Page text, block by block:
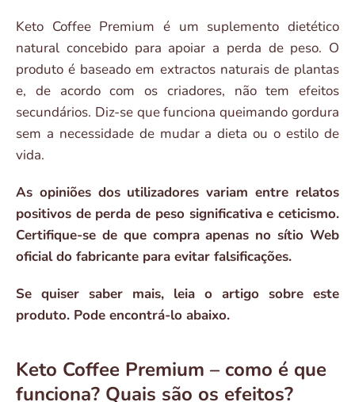
Keto Coffee Premium é um suplemento dietético
natural concebido para apoiar a perda de peso. O
produto é baseado em extractos naturais de plantas
e, de acordo com os criadores, não tem efeitos
secundários. Diz-se que funciona queimando gordura
sem a necessidade de mudar a dieta ou o estilo de
vida.
As opiniões dos utilizadores variam entre relatos
positivos de perda de peso significativa e ceticismo.
Certifique-se de que compra apenas no sítio Web
oficial do fabricante para evitar falsificações.
Se quiser saber mais, leia o artigo sobre este
produto. Pode encontrá-lo abaixo.
Keto Coffee Premium – como é que
funciona? Quais são os efeitos?